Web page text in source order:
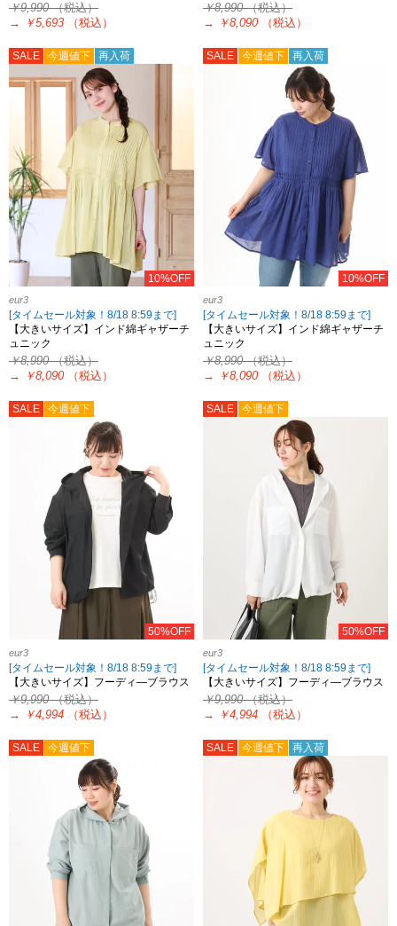
￥9,990（税込）
→
￥5,693 （税込）
￥8,990（税込）
→
￥8,090 （税込）
SALE 今週値下 再入荷
10%OFF
eur3
[タイムセール対象！8/18 8:59まで]
【大きいサイズ】インド綿ギャザーチ
ュニック
￥8,990（税込）
→
￥8,090 （税込）
SALE 今週値下 再入荷
10%OFF
eur3
[タイムセール対象！8/18 8:59まで]
【大きいサイズ】インド綿ギャザーチ
ュニック
￥8,990（税込）
→
￥8,090 （税込）
SALE 今週値下
50%OFF
eur3
[タイムセール対象！8/18 8:59まで]
【大きいサイズ】フーディ―ブラウス
￥9,990（税込）
→
￥4,994 （税込）
SALE 今週値下
50%OFF
eur3
[タイムセール対象！8/18 8:59まで]
【大きいサイズ】フーディ―ブラウス
￥9,990（税込）
→
￥4,994 （税込）
SALE 今週値下 SALE 今週値下 再入荷